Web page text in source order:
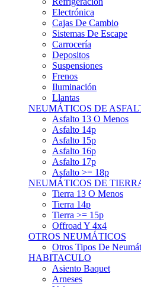
Electrónica
Cajas De Cambio
Sistemas De Escape
Carrocería
Depositos
Suspensiones
Frenos
Iluminación
Llantas
NEUMÁTICOS DE
Asfalto 13 O Menos
Asfalto 14p
Asfalto 15p
Asfalto 16p
Asfalto 17p
Asfalto >= 18p
NEUMÁTICOS DE
Tierra 13 O Menos
Tierra 14p
Tierra >= 15p
Offroad Y 4x4
OTROS NEUMÁTICOS
Otros Tipos De
HABITACULO
Asiento Baquet
Arneses